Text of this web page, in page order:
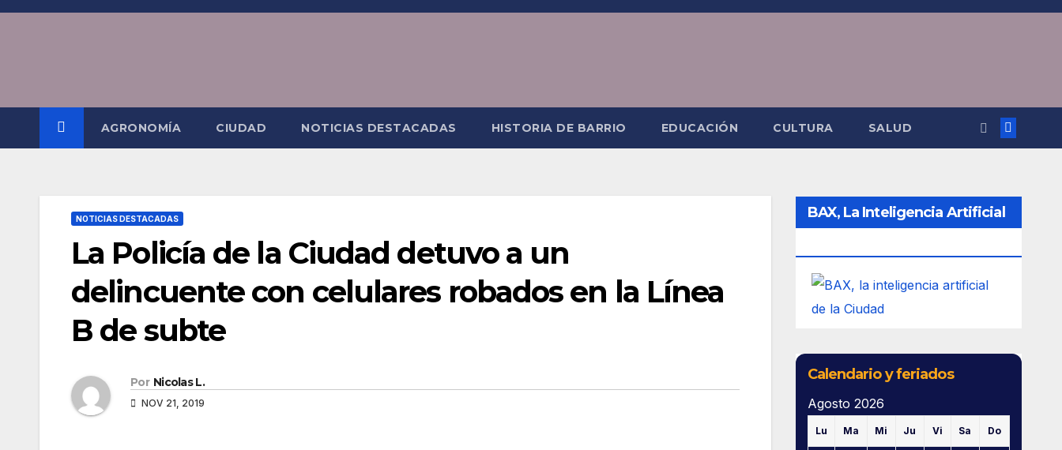
Saltar
AGRONOMÍA CIUDAD NOTICIAS DESTACADAS HISTORIA DE BARRIO EDUCACIÓN CULTURA SALUD
NOTICIAS DESTACADAS
La Policía de la Ciudad detuvo a un
delincuente con celulares robados en la Línea
B de subte
Por Nicolas L.
NOV 21, 2019
BAX, La Inteligencia Artificial
Calendario y feriados
Agosto 2026
Lu Ma Mi Ju Vi Sa Do